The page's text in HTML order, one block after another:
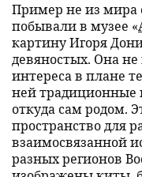
Пример не из мира
побывали в музее «
картину Игоря
девяностых. Она
интереса в плане
ней традиционные
откуда сам родом.
пространство для
взаимосвязанной
разных регионов